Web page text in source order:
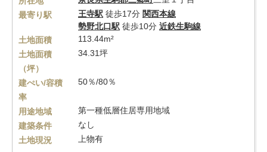
最寄り駅
王寺駅 徒歩17分 関西本線
勢野北口駅 徒歩10分 近鉄生駒線
土地面積
113.44m²
土地面積
（坪）
34.31坪
建ぺい/容積
率
50％/80％
用途地域
第一種低層住居専用地域
建築条件
なし
土地現況
上物有